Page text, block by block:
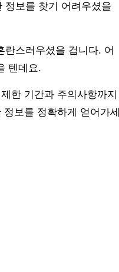
정보를 찾기 어려우셨을
스러우셨을 겁니다. 어
텐데요.
한 기간과 주의사항까지
보를 정확하게 얻어가세